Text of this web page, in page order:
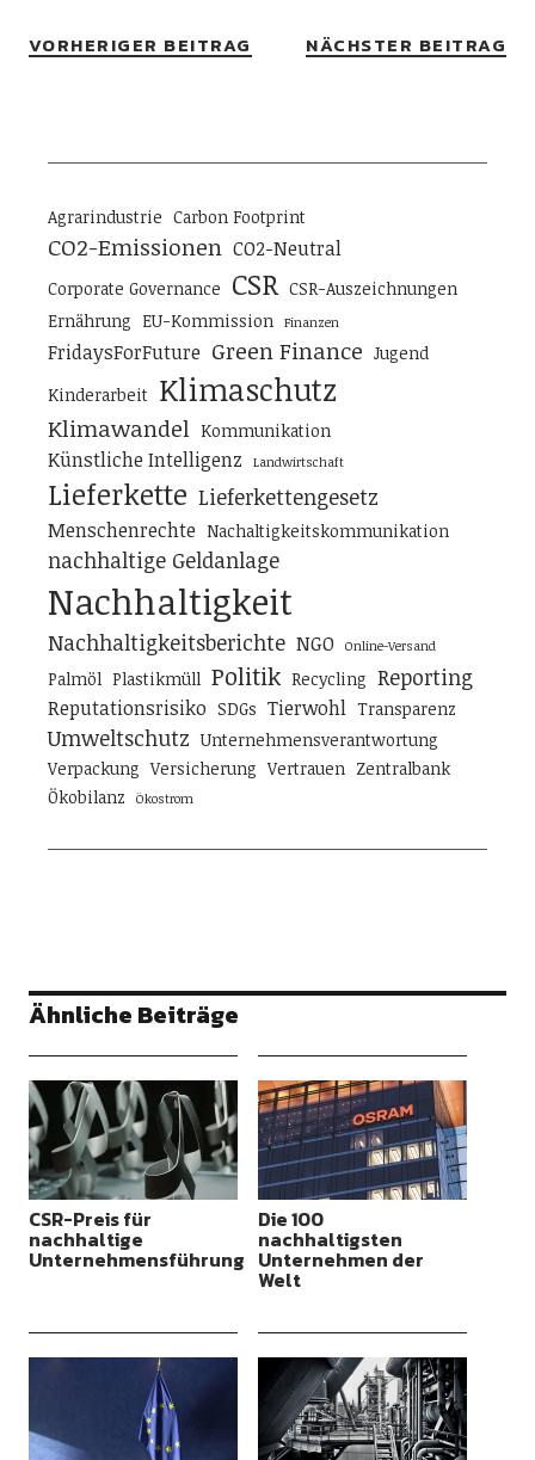
VORHERIGER BEITRAG NÄCHSTER BEITRAG
Agrarindustrie Carbon Footprint
CO2-Emissionen CO2-Neutral
Corporate Governance CSR CSR-Auszeichnungen
Ernährung EU-Kommission Finanzen
FridaysForFuture Green Finance Jugend
Kinderarbeit Klimaschutz
Klimawandel Kommunikation
Künstliche Intelligenz Landwirtschaft
Lieferkette Lieferkettengesetz
Menschenrechte Nachaltigkeitskommunikation
nachhaltige Geldanlage
Nachhaltigkeit
Nachhaltigkeitsberichte NGO Online-Versand
Palmöl Plastikmüll Politik Recycling Reporting
Reputationsrisiko SDGs Tierwohl Transparenz
Umweltschutz Unternehmensverantwortung
Verpackung Versicherung Vertrauen Zentralbank
Ökobilanz
Ökostrom
Ähnliche Beiträge
CSR-Preis für
nachhaltige
Unternehmensführung
Die 100
nachhaltigsten
Unternehmen der
Welt